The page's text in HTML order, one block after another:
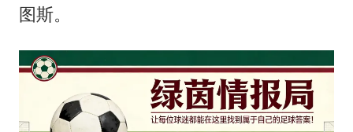
图斯。